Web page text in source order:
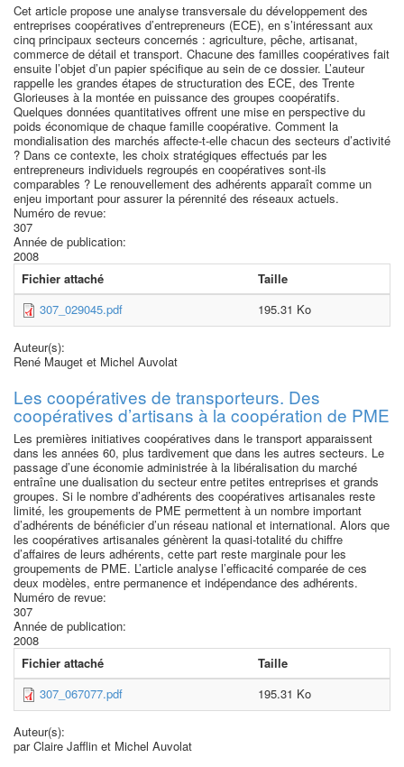
Cet article propose une analyse transversale du développement des
entreprises coopératives d’entrepreneurs (ECE), en s’intéressant aux
cinq principaux secteurs concernés : agriculture, pêche, artisanat,
commerce de détail et transport. Chacune des familles coopératives fait
ensuite l’objet d’un papier spécifique au sein de ce dossier. L’auteur
rappelle les grandes étapes de structuration des ECE, des Trente
Glorieuses à la montée en puissance des groupes coopératifs.
Quelques données quantitatives offrent une mise en perspective du
poids économique de chaque famille coopérative. Comment la
mondialisation des marchés affecte-t-elle chacun des secteurs d’activité
? Dans ce contexte, les choix stratégiques effectués par les
entrepreneurs individuels regroupés en coopératives sont-ils
comparables ? Le renouvellement des adhérents apparaît comme un
enjeu important pour assurer la pérennité des réseaux actuels.
Numéro de revue:
307
Année de publication:
2008
Fichier attaché
Taille
307_029045.pdf
195.31 Ko
Auteur(s):
René Mauget et Michel Auvolat
Les coopératives de transporteurs. Des
coopératives d’artisans à la coopération de PME
Les premières initiatives coopératives dans le transport apparaissent
dans les années 60, plus tardivement que dans les autres secteurs. Le
passage d’une économie administrée à la libéralisation du marché
entraîne une dualisation du secteur entre petites entreprises et grands
groupes. Si le nombre d’adhérents des coopératives artisanales reste
limité, les groupements de PME permettent à un nombre important
d’adhérents de bénéficier d’un réseau national et international. Alors que
les coopératives artisanales génèrent la quasi-totalité du chiffre
d’affaires de leurs adhérents, cette part reste marginale pour les
groupements de PME. L’article analyse l’efficacité comparée de ces
deux modèles, entre permanence et indépendance des adhérents.
Numéro de revue:
307
Année de publication:
2008
Fichier attaché
Taille
307_067077.pdf
195.31 Ko
Auteur(s):
par Claire Jafflin et Michel Auvolat